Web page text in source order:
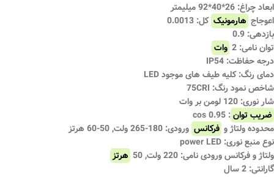
ابعاد چراغ: 26*40*92 میلیمتر
اعوجاج هارمونیک کل: 0.0013
بازدهی: 0.9
توان نامی: 2
وات
درجه حفاظت: IP54
دمای رنگ: کلیه طیف های موجود LED
شاخص نمود رنگ: 75CRI
شار نوری: 120 لومن بر وات
ضریب توان: 0.95 cos
محدوده ولتاژ و فرکانس ورودی: 180-265 ولت, 50-60 هرتز
نوع منبع نوری: power LED
ولتاژ و فرکانس ورودی نامی: 220 ولت, 50
هرتز
گارانتی: 2 سال